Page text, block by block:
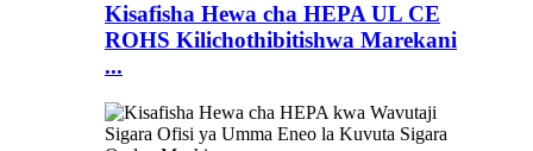
Kisafisha Hewa cha HEPA UL CE
ROHS Kilichothibitishwa Marekani
...